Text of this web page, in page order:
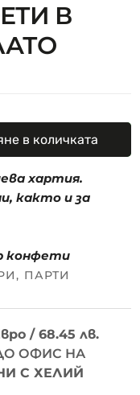
В
в количката
хартия.
както и за
конфети
, ПАРТИ
/ 68.45 лв.
ОФИС НА
С ХЕЛИЙ